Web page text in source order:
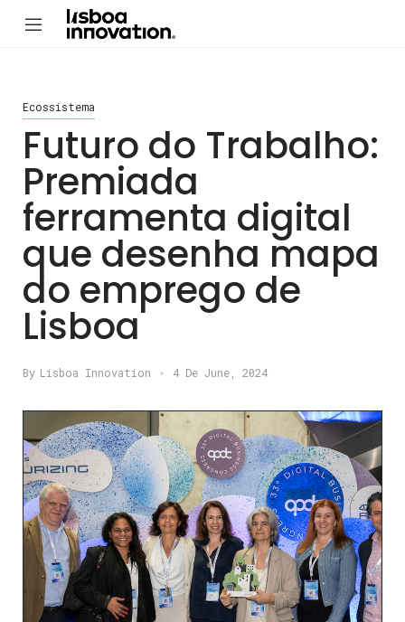
Ecossistema
Futuro do Trabalho:
Premiada
ferramenta digital
que desenha mapa
do emprego de
Lisboa
By Lisboa Innovation 4 De June, 2024